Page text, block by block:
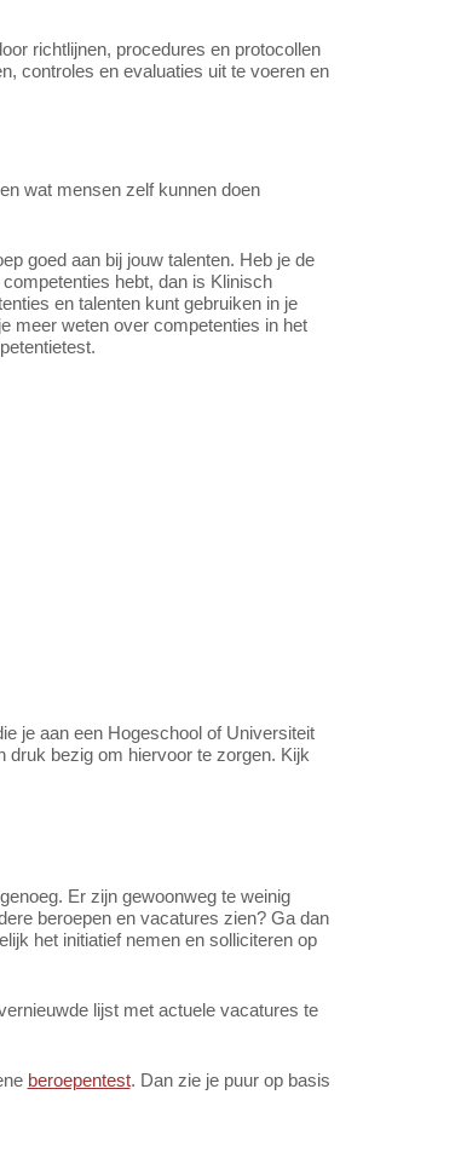
richtlijnen, procedures en protocollen
controles en evaluaties uit te voeren en
wat mensen zelf kunnen doen
goed aan bij jouw talenten. Heb je de
hebt, dan is Klinisch
en talenten kunt gebruiken in je
meer weten over competenties in het
je aan een Hogeschool of Universiteit
druk bezig om hiervoor te zorgen. Kijk
Er zijn gewoonweg te weinig
beroepen en vacatures zien? Ga dan
het initiatief nemen en solliciteren op
lijst met actuele vacatures te
beroepentest. Dan zie je puur op basis